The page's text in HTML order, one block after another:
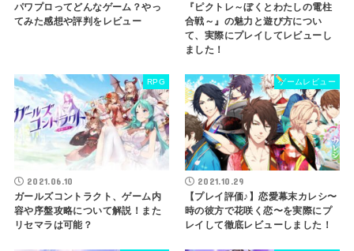
パワプロってどんなゲーム？やっ
てみた感想や評判をレビュー
『ピクトレ～ぼくとわたしの電柱
合戦～』の魅力と遊び方につい
て、実際にプレイしてレビューし
ました！
RPG
2021.06.10
ガールズコントラクト、ゲーム内
容や序盤攻略について解説！また
リセマラは可能？
ゲームレビュー
2021.10.29
【プレイ評価♪】恋愛幕末カレシ〜
時の彼方で花咲く恋〜を実際にプ
レイして徹底レビューしました！